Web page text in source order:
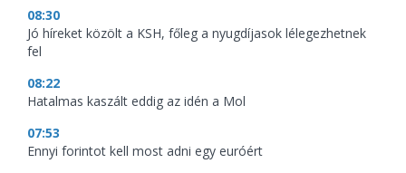
08:30
Jó híreket közölt a KSH, főleg a nyugdíjasok lélegezhetnek
fel
08:22
Hatalmas kaszált eddig az idén a Mol
07:53
Ennyi forintot kell most adni egy euróért